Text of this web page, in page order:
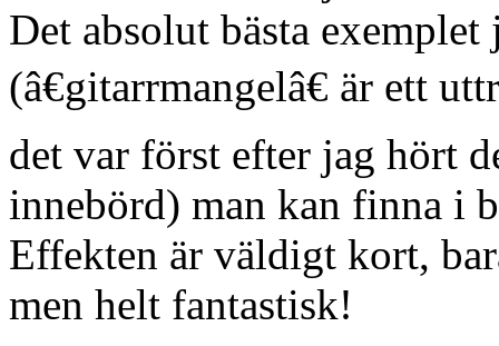
Det absolut bästa
(â€gitarrmangelâ€ är ett
det var först efter jag hört
innebörd) man kan finna i
Effekten är väldigt kort,
men helt fantastisk!